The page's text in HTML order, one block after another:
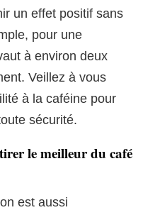
un effet positif sans
pour une
à environ deux
Veillez à vous
à la caféine pour
sécurité.
le meilleur du café
est aussi